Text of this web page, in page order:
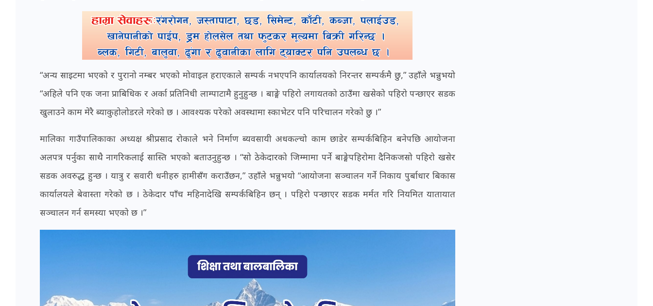
“अन्य साइटमा भएको र पुरानो नम्बर भएको मोवाइल हराएकाले सम्पर्क नभएपनि कार्यालयको निरन्तर सम्पर्कमै छु,” उहाँले भन्नुभयो
“अहिले पनि एक जना प्राबिधिक र अर्का प्रतिनिधी लाम्पाटामै हुनुहुन्छ । बाङ्गे पहिरो लगायतको ठाउँमा खसेको पहिरो पन्छाएर सडक
खुलाउने काम मेरै ब्याकुहोलोडरले गरेको छ । आवश्यक परेको अवस्थामा स्काभेटर पनि परिचालन गरेको छु ।”
मालिका गाउँपालिकाका अध्यक्ष श्रीप्रसाद रोकाले भने निर्माण ब्यवसायी अधकल्चो काम छाडेर सम्पर्कबिहिन बनेपछि आयोजना
अलपत्र पर्नुका साथै नागरिकलाई सास्ति भएको बताउनुहुन्छ । “सो ठेकेदारको जिम्मामा पर्ने बाङ्गेपहिरोमा दैनिकजसो पहिरो खसेर
सडक अवरुद्ध हुन्छ । यात्रु र सवारी धनीहरु हामीसँग कराउँछन,” उहाँले भन्नुभयो “आयोजना सञ्चालन गर्ने निकाय पुर्बाधार बिकास
कार्यालयले बेवास्ता गरेको छ । ठेकेदार पाँच महिनादेखि सम्पर्कबिहिन छन् । पहिरो पन्छाएर सडक मर्मत गरि नियमित यातायात
सञ्चालन गर्न समस्या भएको छ ।”